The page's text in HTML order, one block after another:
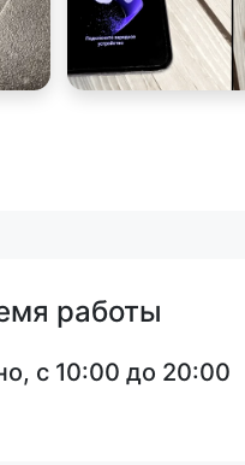
работы
с 10:00 до 20:00